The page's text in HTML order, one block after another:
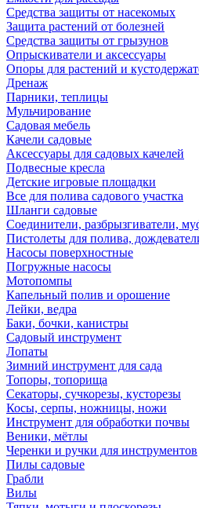
Средства защиты от насекомых
Защита растений от болезней
Средства защиты от грызунов
Опрыскиватели и аксессуары
Опоры для растений и
Дренаж
Парники, теплицы
Мульчирование
Садовая мебель
Качели садовые
Аксессуары для садовых качелей
Подвесные кресла
Детские игровые площадки
Все для полива садового участка
Шланги садовые
Соединители, разбрызгиватели,
Пистолеты для полива,
Насосы поверхностные
Погружные насосы
Мотопомпы
Капельный полив и орошение
Лейки, ведра
Баки, бочки, канистры
Садовый инструмент
Лопаты
Зимний инструмент для сада
Топоры, топорища
Секаторы, сучкорезы, кусторезы
Косы, серпы, ножницы, ножи
Инструмент для обработки почвы
Веники, мётлы
Черенки и ручки для инструментов
Пилы садовые
Грабли
Вилы